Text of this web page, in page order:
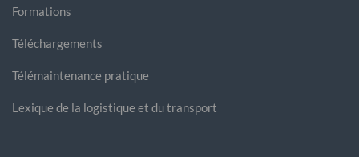
Formations
Téléchargements
Télémaintenance pratique
Lexique de la logistique et du transport